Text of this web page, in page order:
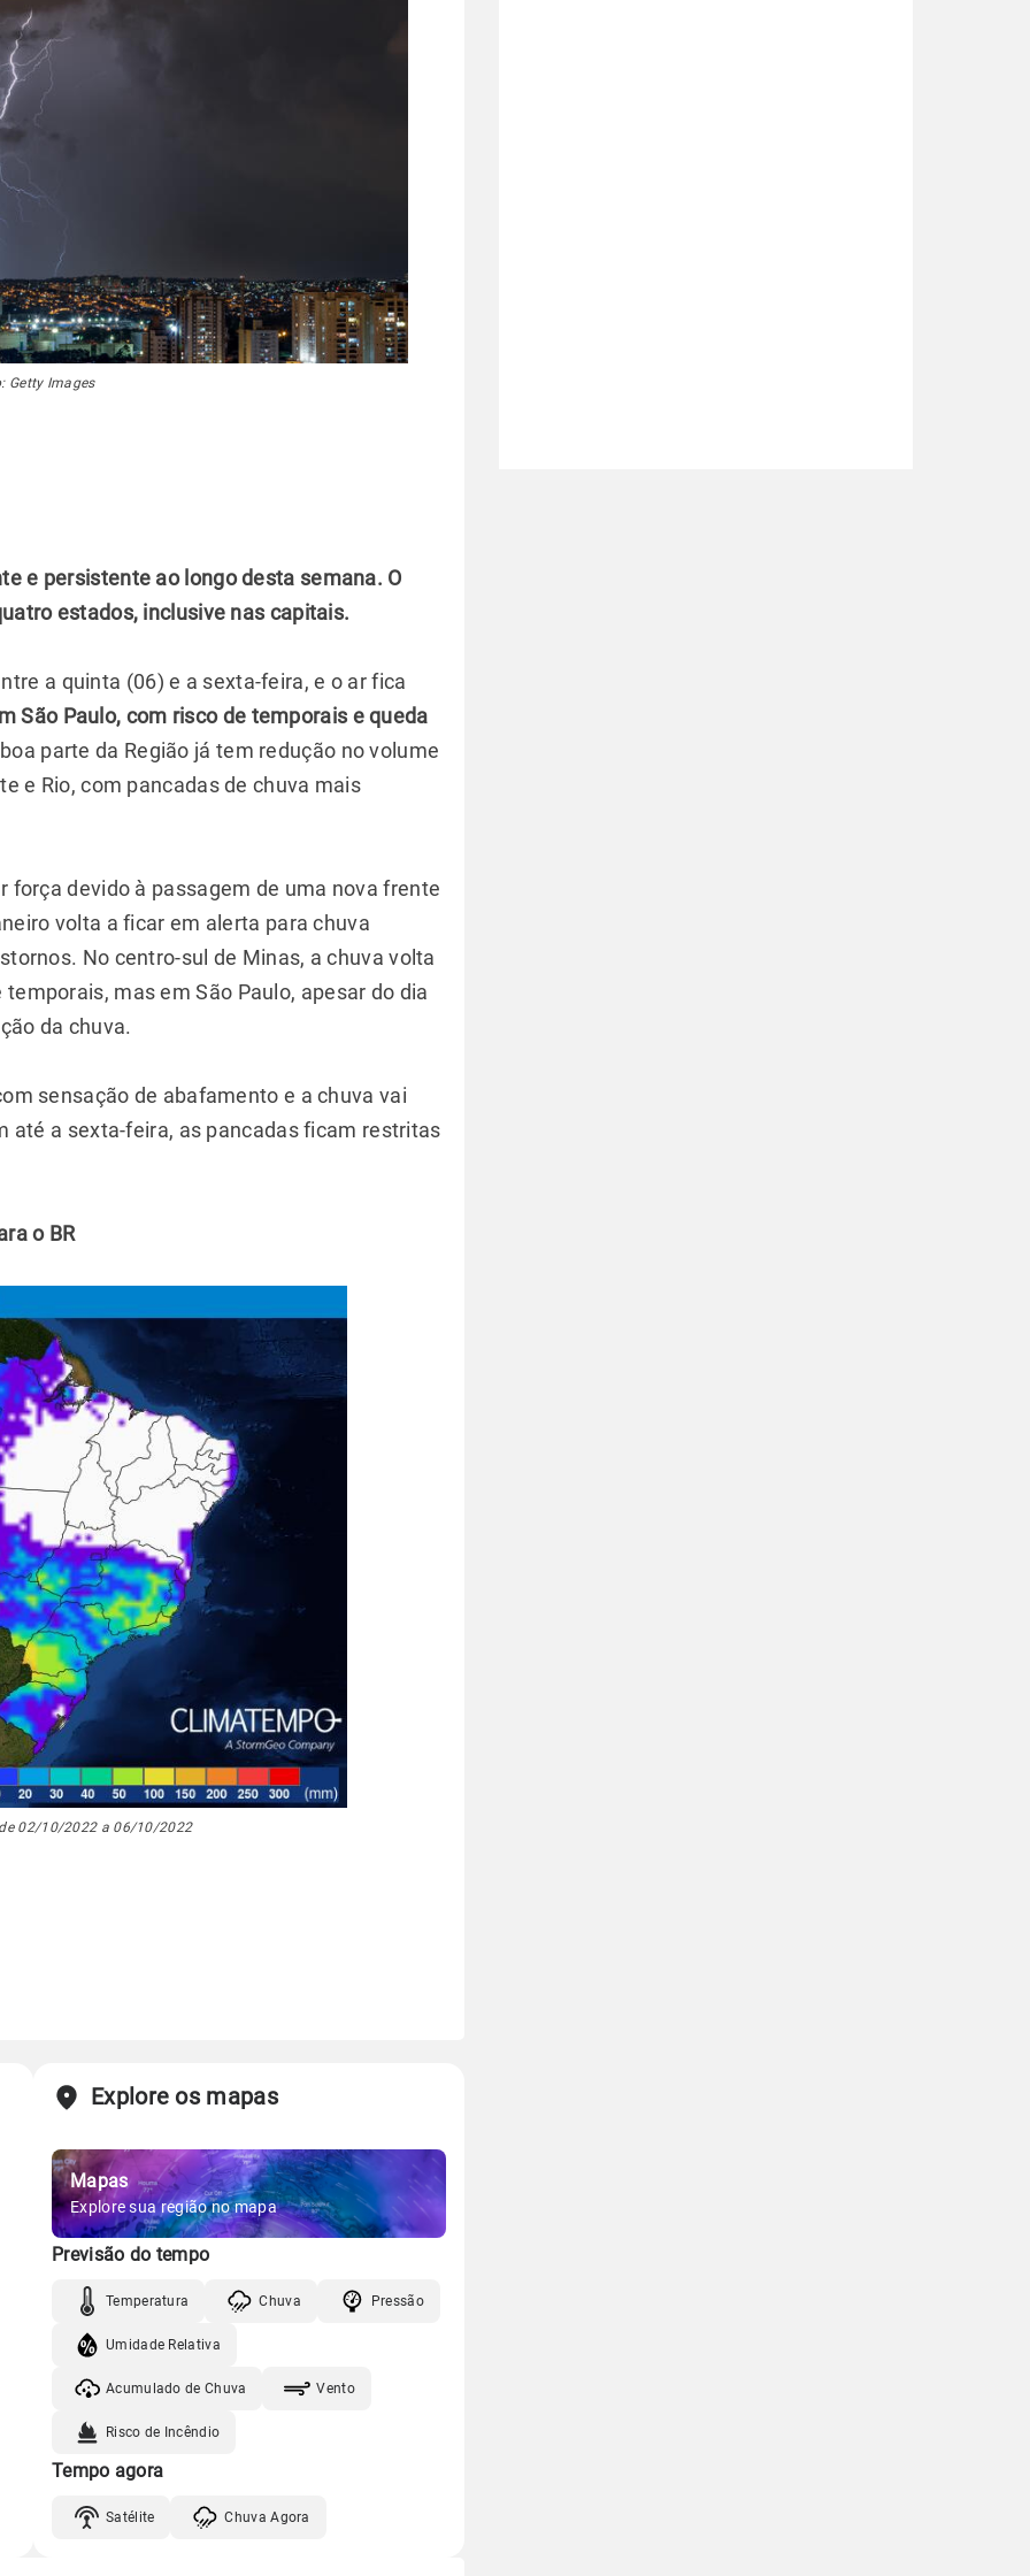
Getty Images
e persistente ao longo desta semana. O
estados, inclusive nas capitais.
a quinta (06) e a sexta-feira, e o ar fica
São Paulo, com risco de temporais e queda
parte da Região já tem redução no volume
e Rio, com pancadas de chuva mais
força devido à passagem de uma nova frente
volta a ficar em alerta para chuva
No centro-sul de Minas, a chuva volta
mas em São Paulo, apesar do dia
da chuva.
sensação de abafamento e a chuva vai
até a sexta-feira, as pancadas ficam restritas
o BR
02/10/2022 a 06/10/2022
Explore os mapas
Mapas
Explore sua região no mapa
Previsão do tempo
Temperatura Chuva Pressão
Umidade Relativa
Acumulado de Chuva Vento
Risco de Incêndio
Tempo agora
Satélite Chuva Agora